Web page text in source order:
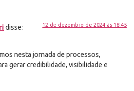
disse: 12 de dezembro de 2024 às 18:45
nesta jornada de processos,
gerar credibilidade, visibilidade e